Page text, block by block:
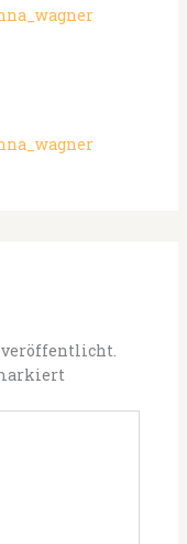
veröffentlicht.